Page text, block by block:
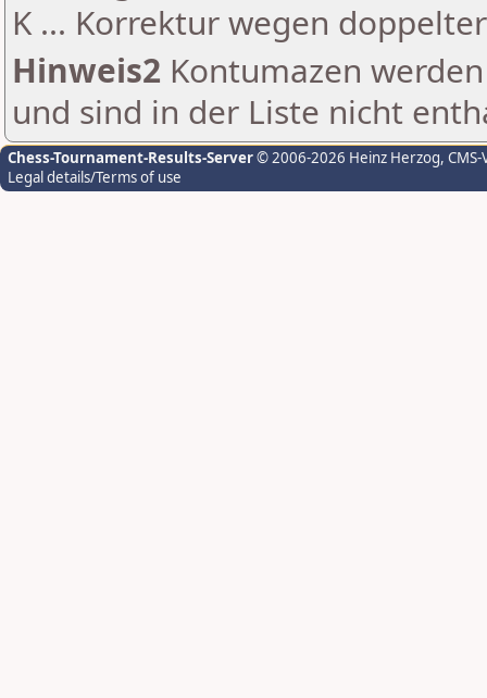
K ... Korrektur wegen
Hinweis2 Kontumazen
und sind in der Liste nicht
Chess-Tournament-Results-Server© 2006-2026 Heinz Herzog,
Legal details/Terms of use